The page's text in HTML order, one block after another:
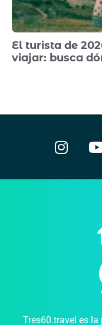
El turista de
viajar: busca
Tres60.travel es